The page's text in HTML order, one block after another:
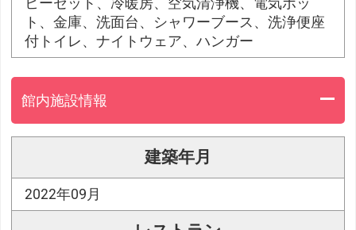
ヒーセット、冷暖房、空気清浄機、電気ポッ
ト、金庫、洗面台、シャワーブース、洗浄便座
付トイレ、ナイトウェア、ハンガー
館内施設情報
建築年月
2022年09月